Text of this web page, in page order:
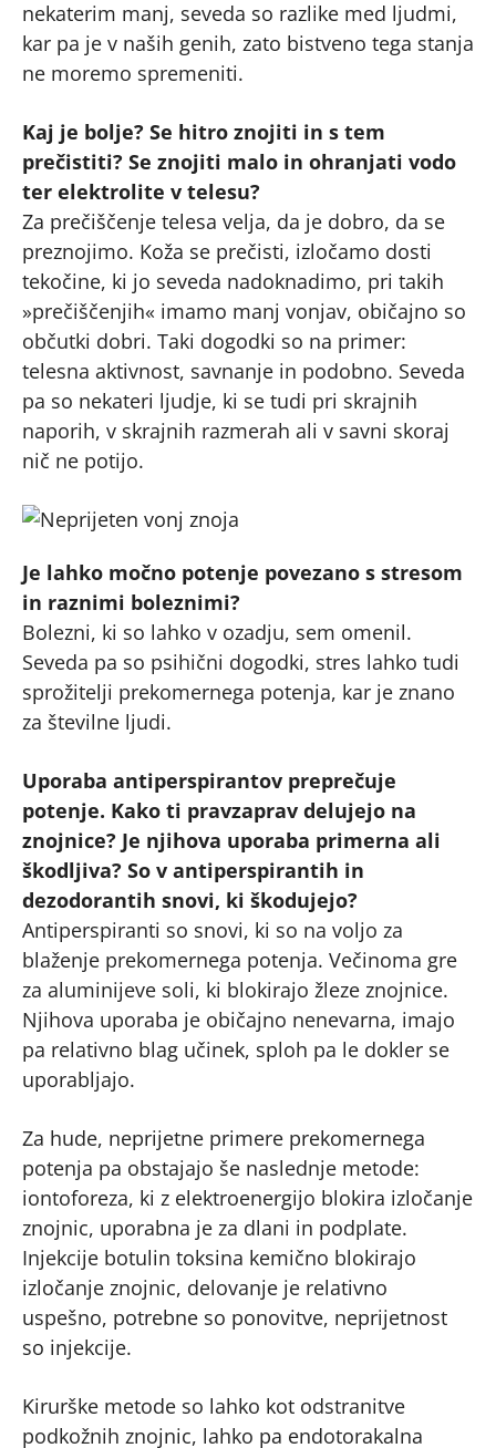
nekaterim manj, seveda so razlike med ljudmi,
kar pa je v naših genih, zato bistveno tega stanja
ne moremo spremeniti.
Kaj je bolje? Se hitro znojiti in s tem
prečistiti? Se znojiti malo in ohranjati vodo
ter elektrolite v telesu?
Za prečiščenje telesa velja, da je dobro, da se
preznojimo. Koža se prečisti, izločamo dosti
tekočine, ki jo seveda nadoknadimo, pri takih
»prečiščenjih« imamo manj vonjav, običajno so
občutki dobri. Taki dogodki so na primer:
telesna aktivnost, savnanje in podobno. Seveda
pa so nekateri ljudje, ki se tudi pri skrajnih
naporih, v skrajnih razmerah ali v savni skoraj
nič ne potijo.
Je lahko močno potenje povezano s stresom
in raznimi boleznimi?
Bolezni, ki so lahko v ozadju, sem omenil.
Seveda pa so psihični dogodki, stres lahko tudi
sprožitelji prekomernega potenja, kar je znano
za številne ljudi.
Uporaba antiperspirantov preprečuje
potenje. Kako ti pravzaprav delujejo na
znojnice? Je njihova uporaba primerna ali
škodljiva? So v antiperspirantih in
dezodorantih snovi, ki škodujejo?
Antiperspiranti so snovi, ki so na voljo za
blaženje prekomernega potenja. Večinoma gre
za aluminijeve soli, ki blokirajo žleze znojnice.
Njihova uporaba je običajno nenevarna, imajo
pa relativno blag učinek, sploh pa le dokler se
uporabljajo.
Za hude, neprijetne primere prekomernega
potenja pa obstajajo še naslednje metode:
iontoforeza, ki z elektroenergijo blokira izločanje
znojnic, uporabna je za dlani in podplate.
Injekcije botulin toksina kemično blokirajo
izločanje znojnic, delovanje je relativno
uspešno, potrebne so ponovitve, neprijetnost
so injekcije.
Kirurške metode so lahko kot odstranitve
podkožnih znojnic, lahko pa endotorakalna